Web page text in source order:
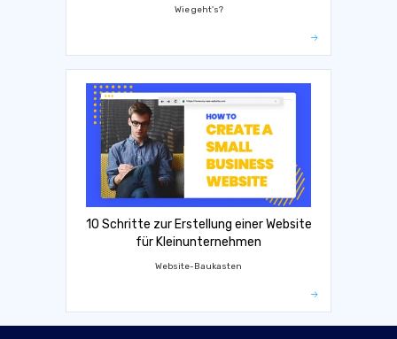
Wie geht's?
10 Schritte zur Erstellung einer Website
für Kleinunternehmen
Website-Baukasten